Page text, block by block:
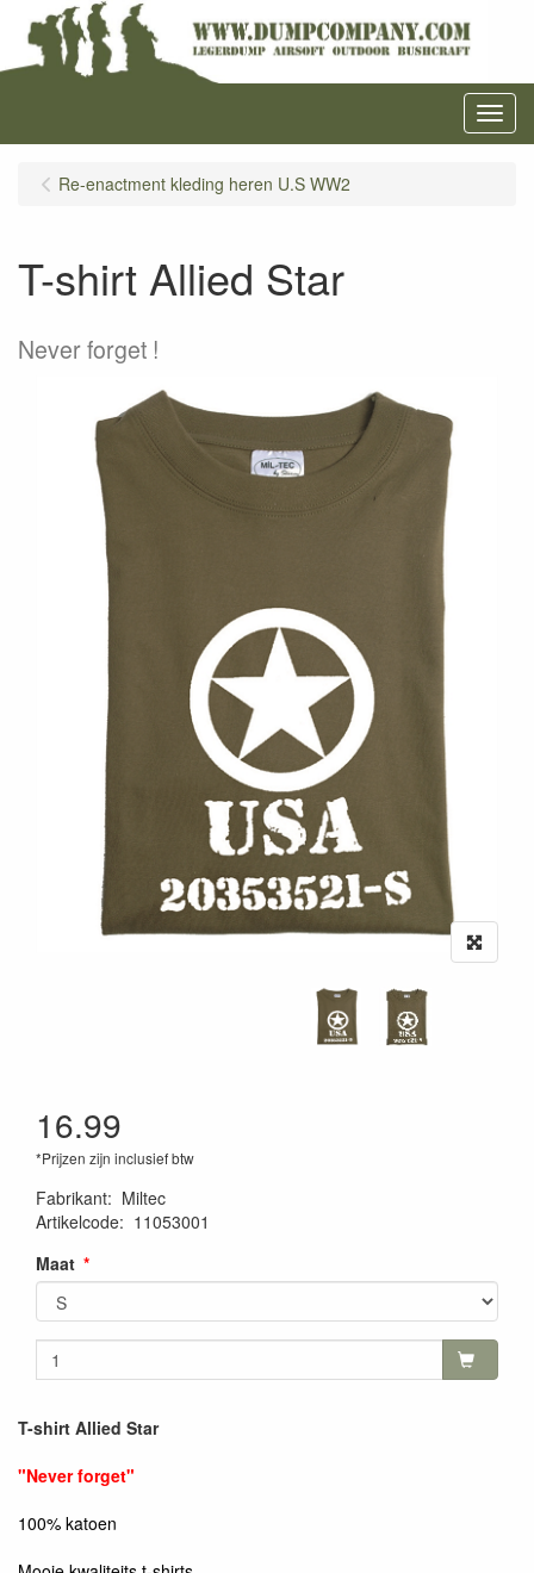
Menu
Re-enactment kleding heren U.S WW2
T-shirt Allied Star
Never forget !
16.99
*Prijzen zijn inclusief btw
Fabrikant: Miltec
Artikelcode: 11053001
Maat
T-shirt Allied Star
"Never forget"
100% katoen